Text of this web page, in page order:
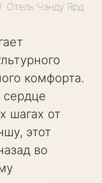
Отель Чэнду Ярд
комфорта.
шагах от
этот
во